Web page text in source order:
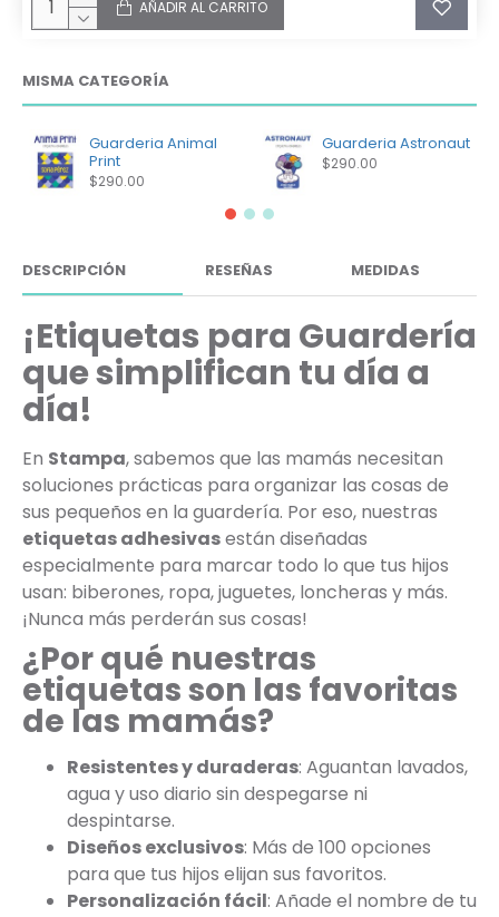
AÑADIR AL CARRITO
MISMA CATEGORÍA
Guarderia Animal
Print
$290.00
Guarderia Astronaut
$290.00
DESCRIPCIÓN RESEÑAS MEDIDAS
¡Etiquetas para Guardería
que simplifican tu día a
día!
En Stampa, sabemos que las mamás necesitan
soluciones prácticas para organizar las cosas de
sus pequeños en la guardería. Por eso, nuestras
etiquetas adhesivasestán diseñadas
especialmente para marcar todo lo que tus hijos
usan: biberones, ropa, juguetes, loncheras y más.
¡Nunca más perderán sus cosas!
¿Por qué nuestras
etiquetas son las favoritas
de las mamás?
Resistentes y duraderas: Aguantan lavados,
agua y uso diario sin despegarse ni
despintarse.
Diseños exclusivos: Más de 100 opciones
para que tus hijos elijan sus favoritos.
Personalización fácil: Añade el nombre de tu